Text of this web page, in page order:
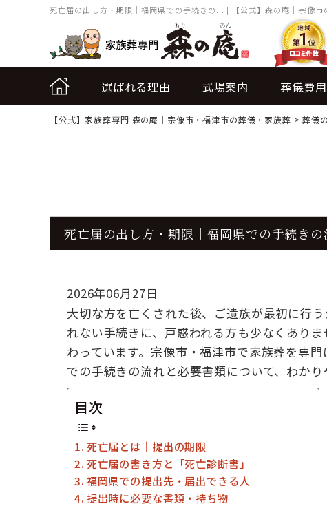
死亡届の出し方・期限｜福岡県での手続きの... | 【公式】森の庵｜宗像市
選ばれる理由 式場案内 葬儀費用
【公式】家族葬専門 森の庵｜宗像市・福津市の葬儀・家族葬 >葬儀
死亡届の出し方・期限｜福岡県での手続き
2026年06月27日
大切な方を亡くされた後、ご遺族が最初に行
れない手続きに、戸惑われる方も少なくあり
わっています。宗像市・福津市で家族葬を専
での手続きの流れと必要書類について、わかり
目次
死亡届とは｜提出の期限
死亡届の書き方と「死亡診断書」
福岡県での提出先・届出できる人
提出時に必要な書類・持ち物